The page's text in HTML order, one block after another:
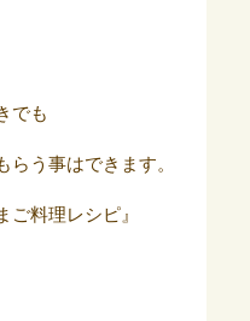
でも
らう事はできます。
ご料理レシピ』